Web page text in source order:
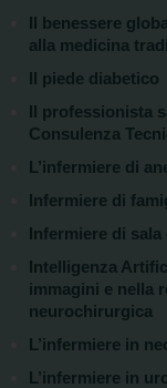
Il benessere
alla medicina
Il piede diabetico
Il professionista
Consulenza
L’infermiere di
Infermiere di
Infermiere di sala
Intelligenza
immagini e nella
neurochirurgica
L’infermiere in
L’infermiere in